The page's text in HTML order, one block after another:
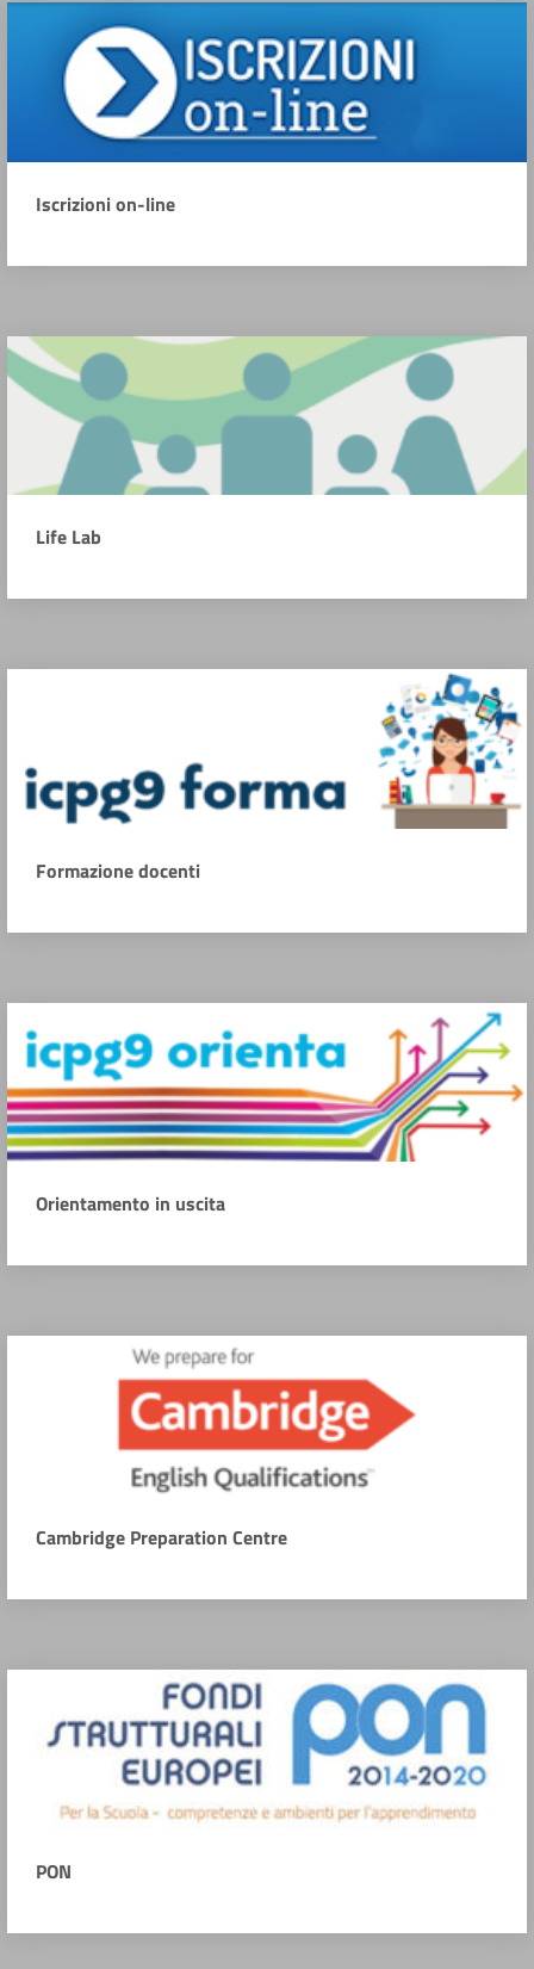
Iscrizioni on-line
Life Lab
Formazione docenti
Orientamento in uscita
Cambridge Preparation Centre
PON